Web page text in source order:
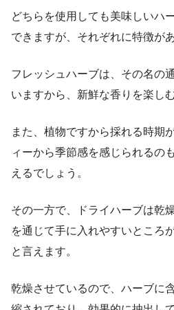
どちらを使用しても美味しいハ
できますが、それぞれに特徴が
フレッシュハーブは、その名の
いますから、新鮮な香りを楽し
また、植物ですから採れる時期
ィーから季節感を感じられるの
えるでしょう。
その一方で、ドライハーブは乾
を通じて手に入れやすいところ
と言えます。
乾燥させているので、ハーブに